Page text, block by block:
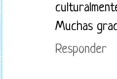
Muchas
Responder